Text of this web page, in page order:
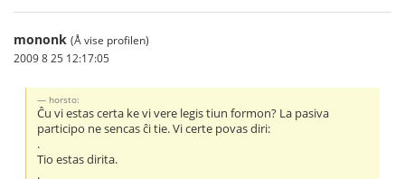
mononk (Å vise profilen)
2009 8 25 12:17:05
horsto:
Ĉu vi estas certa ke vi vere legis tiun formon? La pasiva
participo ne sencas ĉi tie. Vi certe povas diri:
.
Tio estas dirita.
.